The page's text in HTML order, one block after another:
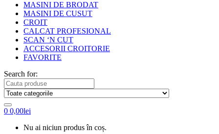
MASINI DE BRODAT
MASINI DE CUSUT
CROIT
CALCAT PROFESIONAL
SCAN ‘N CUT
ACCESORII CROITORIE
FAVORITE
Search for:
0 0,00lei
Nu ai niciun produs în coș.